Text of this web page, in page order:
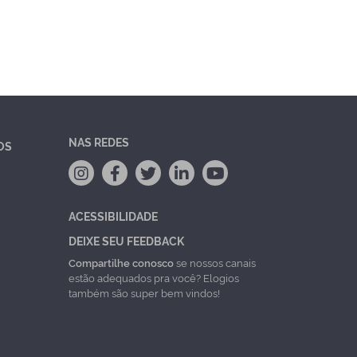
NAS REDES
ACESSIBILIDADE
DEIXE SEU FEEDBACK
Compartilhe conoscose nossos canais
estão adequados pra você? Elogios
também são super bem vindos!